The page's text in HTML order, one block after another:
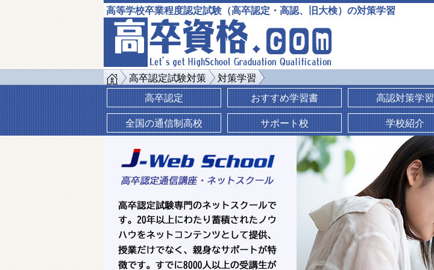
高等学校卒業程度認定試験（高卒認定・高認、旧大検）の対策学習
高卒認定試験対策
対策学習
高卒認定
おすすめ学習書 高認対策学習
全国の通信制高校
サポート校 学校紹介